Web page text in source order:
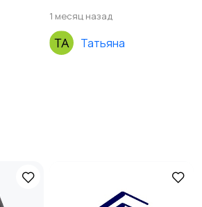
1 месяц назад
Татьяна